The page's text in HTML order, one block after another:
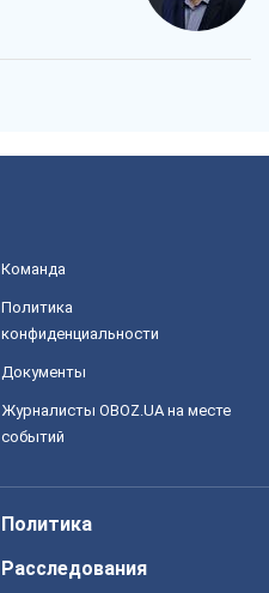
Команда
Политика
конфиденциальности
Документы
Журналисты OBOZ.UA на месте
событий
Политика
Расследования